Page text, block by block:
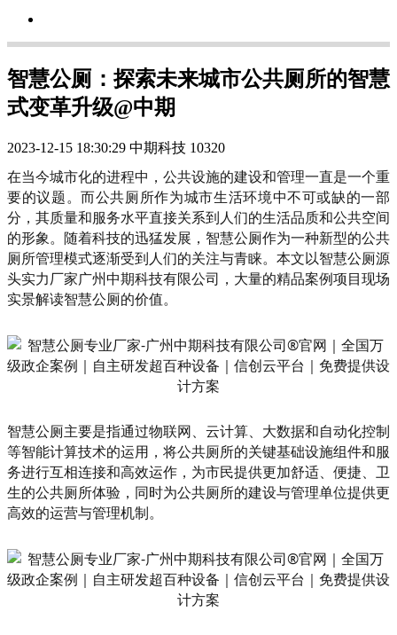
智慧公厕：探索未来城市公共厕所的智慧
式变革升级@中期
2023-12-15 18:30:29 中期科技 10320
在当今城市化的进程中，公共设施的建设和管理一直是一个重
要的议题。而公共厕所作为城市生活环境中不可或缺的一部
分，其质量和服务水平直接关系到人们的生活品质和公共空间
的形象。随着科技的迅猛发展，智慧公厕作为一种新型的公共
厕所管理模式逐渐受到人们的关注与青睐。本文以智慧公厕源
头实力厂家广州中期科技有限公司，大量的精品案例项目现场
实景解读智慧公厕的价值。
智慧公厕主要是指通过物联网、云计算、大数据和自动化控制
等智能计算技术的运用，将公共厕所的关键基础设施组件和服
务进行互相连接和高效运作，为市民提供更加舒适、便捷、卫
生的公共厕所体验，同时为公共厕所的建设与管理单位提供更
高效的运营与管理机制。